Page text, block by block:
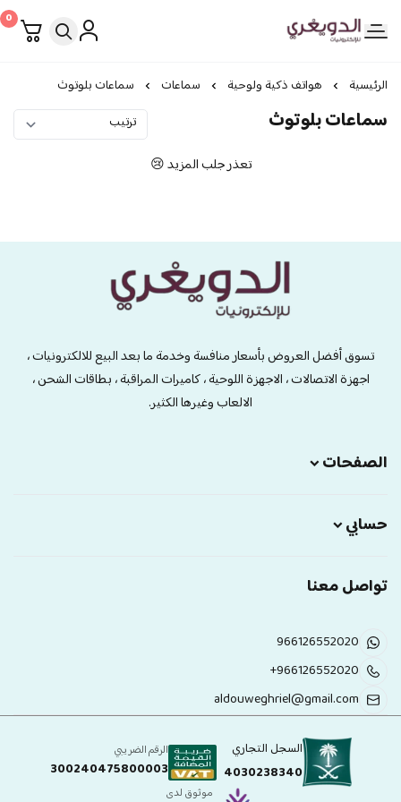
الدويغري • للإلكترونيات
0
الرئيسية هواتف ذكية ولوحية سماعات سماعات بلوتوث
سماعات بلوتوث
تعذر جلب المزيد 😢
تسوق أفضل العروض بأسعار منافسة وخدمة ما بعد البيع للالكترونيات ،
اجهزة الاتصالات ، الاجهزة اللوحية ، كاميرات المراقبة ، بطاقات الشحن ،
الالعاب وغيرها الكثير.
الصفحات
حسابي
تواصل معنا
966126552020
+966126552020
aldouweghriel@gmail.com
السجل التجاري
4030238340
الرقم الضريبي
300240475800003
موثوق لدى